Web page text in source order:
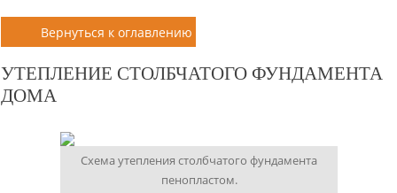
Вернуться к оглавлению
УТЕПЛЕНИЕ СТОЛБЧАТОГО ФУНДАМЕНТА
ДОМА
Схема утепления столбчатого фундамента
пенопластом.